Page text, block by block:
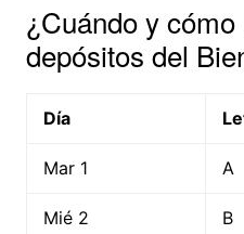
¿Cuándo y
depósitos del
Día
Mar 1 A
Mié 2 B